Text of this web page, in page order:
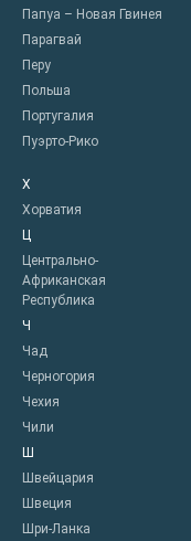
Папуа – Новая Гвинея
Парагвай
Перу
Польша
Португалия
Пуэрто-Рико
Х
Хорватия
Ц
Центрально-
Африканская
Республика
Ч
Чад
Черногория
Чехия
Чили
Ш
Швейцария
Швеция
Шри-Ланка